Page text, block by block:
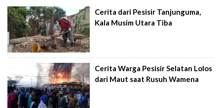
Cerita dari Pesisir Tanjunguma,
Kala Musim Utara Tiba
Cerita Warga Pesisir Selatan Lolos
dari Maut saat Rusuh Wamena